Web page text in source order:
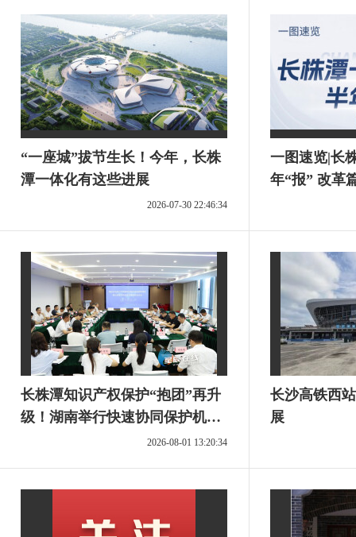
“一座城”拔节生长！今年，长株
潭一体化有这些进展
2026-07-30 22:46:34
一图速览|长
年“报” 改革
长株潭知识产权保护“抱团”再升
级！湖南举行快速协同保护机构
提质增效暨长株潭知识产权保护
2026-08-01 13:20:34
长沙高铁西
展